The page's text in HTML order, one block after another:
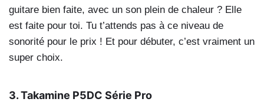
guitare bien faite, avec un son plein de chaleur ? Elle
est faite pour toi. Tu t’attends pas à ce niveau de
sonorité pour le prix ! Et pour débuter, c’est vraiment un
super choix.
3. Takamine P5DC Série Pro